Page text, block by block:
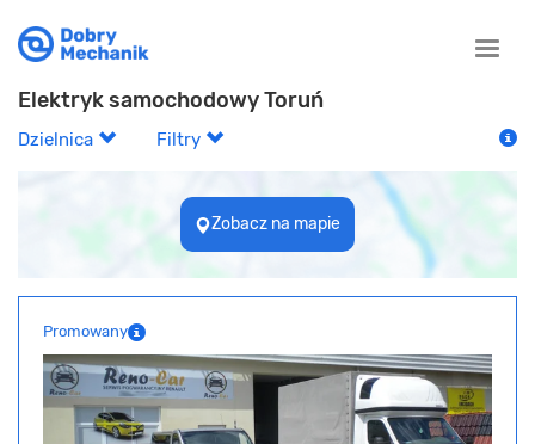
Toggle
Elektryk samochodowy Toruń
Dzielnica Filtry
Zobacz na mapie
Promowany